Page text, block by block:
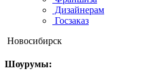
Дизайнерам
Госзаказ
Новосибирск
Шоурумы: